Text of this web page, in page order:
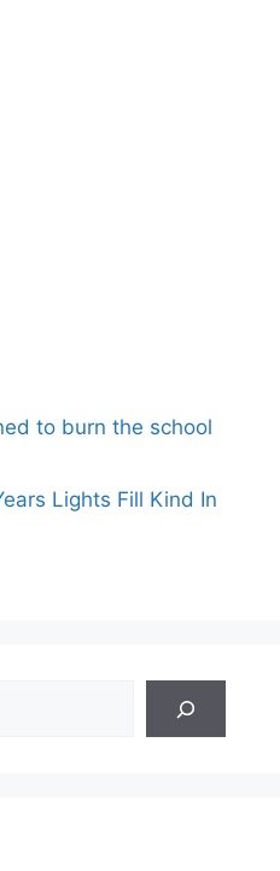
to burn the school
Lights Fill Kind In